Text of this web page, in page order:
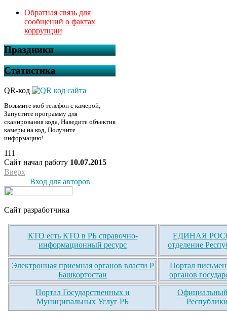
Обратная связь для
сообщений о фактах
коррупции
Праздники
Статистика
QR-код
Возьмите моб телефон с камерой,
Запустите программу для
сканирования кода, Наведите объектив
камеры на код, Получите
информацию!
111
Сайт начал работу 10.07.2015
Вверх
Вход для авторов
Сайт разработчика
КТО есть КТО в РБ справочно-
информационный ресурс
ЕДИНАЯ
отделение
Электронная приемная органов власти Р
Башкортостан
Портал
органов
Портал Государственных и
Муниципальных Услуг РБ
Официальный